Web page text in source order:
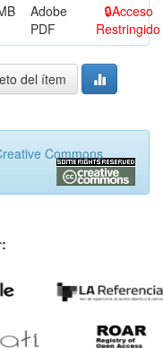
Adobe
PDF
Acceso
Restringido
del ítem
Commons